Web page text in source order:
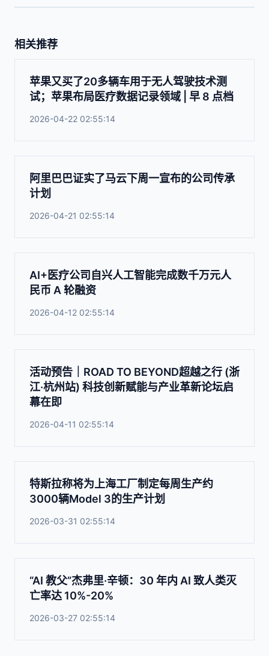
相关推荐
苹果又买了20多辆车用于无人驾驶技术测
试；苹果布局医疗数据记录领域 | 早 8 点档
2026-04-22 02:55:14
阿里巴巴证实了马云下周一宣布的公司传承
计划
2026-04-21 02:55:14
AI+医疗公司自兴人工智能完成数千万元人
民币 A 轮融资
2026-04-12 02:55:14
活动预告｜ROAD TO BEYOND超越之行 (浙
江·杭州站) 科技创新赋能与产业革新论坛启
幕在即
2026-04-11 02:55:14
特斯拉称将为上海工厂制定每周生产约
3000辆Model 3的生产计划
2026-03-31 02:55:14
“AI 教父”杰弗里·辛顿：30 年内 AI 致人类灭
亡率达 10%-20%
2026-03-27 02:55:14